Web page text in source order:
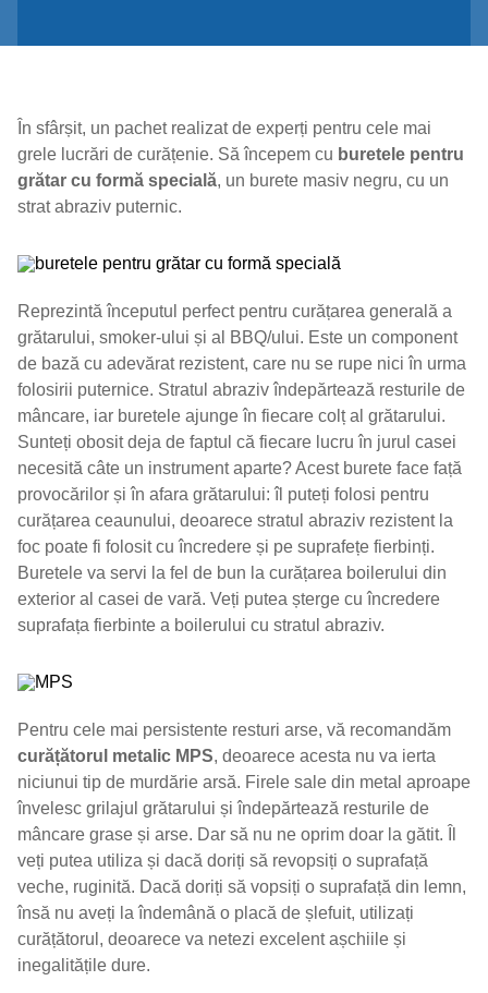
În sfârșit, un pachet realizat de experți pentru cele mai
grele lucrări de curățenie. Să începem cu buretele pentru
grătar cu formă specială, un burete masiv negru, cu un
strat abraziv puternic.
Reprezintă începutul perfect pentru curățarea generală a
grătarului, smoker-ului și al BBQ/ului. Este un component
de bază cu adevărat rezistent, care nu se rupe nici în urma
folosirii puternice. Stratul abraziv îndepărtează resturile de
mâncare, iar buretele ajunge în fiecare colț al grătarului.
Sunteți obosit deja de faptul că fiecare lucru în jurul casei
necesită câte un instrument aparte? Acest burete face față
provocărilor și în afara grătarului: îl puteți folosi pentru
curățarea ceaunului, deoarece stratul abraziv rezistent la
foc poate fi folosit cu încredere și pe suprafețe fierbinți.
Buretele va servi la fel de bun la curățarea boilerului din
exterior al casei de vară. Veți putea șterge cu încredere
suprafața fierbinte a boilerului cu stratul abraziv.
Pentru cele mai persistente resturi arse, vă recomandăm
curățătorul metalic MPS, deoarece acesta nu va ierta
niciunui tip de murdărie arsă. Firele sale din metal aproape
învelesc grilajul grătarului și îndepărtează resturile de
mâncare grase și arse. Dar să nu ne oprim doar la gătit. Îl
veți putea utiliza și dacă doriți să revopsiți o suprafață
veche, ruginită. Dacă doriți să vopsiți o suprafață din lemn,
însă nu aveți la îndemână o placă de șlefuit, utilizați
curățătorul, deoarece va netezi excelent așchiile și
inegalitățile dure.